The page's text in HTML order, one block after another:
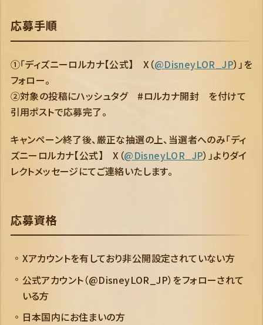
応募手順
①「ディズニーロルカナ【公式】 X（@DisneyLOR_JP）」を
フォロー。
②対象の投稿にハッシュタグ #ロルカナ開封 を付けて
引用ポストで応募完了。
キャンペーン終了後、厳正な抽選の上、当選者へのみ「ディ
ズニーロルカナ【公式】 X（@DisneyLOR_JP）」よりダイ
レクトメッセージにてご連絡いたします。
応募資格
Xアカウントを有しており非公開設定されていない方
公式アカウント（@DisneyLOR_JP）をフォローされて
いる方
日本国内にお住まいの方